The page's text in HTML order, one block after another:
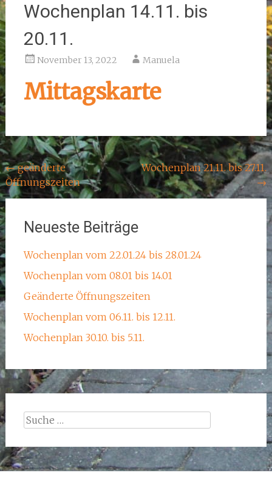
Wochenplan 14.11. bis
20.11.
November 13, 2022 Manuela
Mittagskarte
Beitragsnavigation
←geänderte
Öffnungszeiten
Wochenplan 21.11. bis 27.11.
→
Neueste Beiträge
Wochenplan vom 22.01.24 bis 28.01.24
Wochenplan vom 08.01 bis 14.01
Geänderte Öffnungszeiten
Wochenplan vom 06.11. bis 12.11.
Wochenplan 30.10. bis 5.11.
Suche